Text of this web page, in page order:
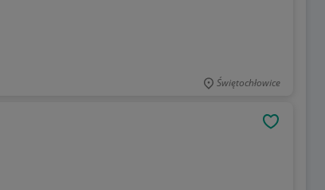
Świętochłowice